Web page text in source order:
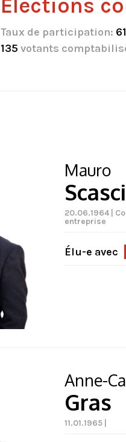
Élections
Taux de participation:
135 votants
Mauro
20.06.1964 |
entreprise
Élu-e avec
Anne-
Gras
11.01.1965 |